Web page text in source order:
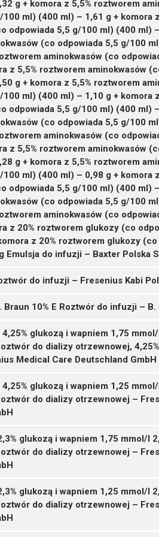
Vantive Belgium SRL
z o.o.
z folii Biofine
¦ Rp ¦ Skasowane ¦ 57942
folii Excel
Ulotka
ChPL
¦ Rp ¦ 49596
¦ Rp ¦ 49598
¦ Rp ¦ 49599
¦ Rp ¦ 78875
¦ Rp ¦ 78876
Ulotka
Preparat złożony
¦ Rp ¦ 49603
– 05909990694501
¦ Rp ¦ 49605
¦ Rp ¦ 49607
¦ Rp ¦ 49608
¦ Rp ¦ 70172
¦ Rp ¦ 70173
Ulotka
ChPL
2000 ml
¦ Rp ¦ 23574
2500 ml
¦ Rp ¦ 23575
2500 ml
¦ Rp ¦ 23576
1500 ml
¦ Rp ¦ 23577
1500 ml
¦ Rp ¦ 23579
2000 ml
¦ Rp ¦ 23580
2500 ml
¦ Rp ¦ 33451
2000 ml
¦ Rp ¦ 44456
2500 ml
¦ Rp ¦ 45246
1500 ml
Rp ¦ 46024
2000 ml
¦ Rp ¦ 49271
2500 ml
¦ Rp ¦ 70295
ml
¦ Rp ¦ 70416
ml
Ulotka
ml (1200 + 800)
¦ Lz ¦ 14947
ml (600 + 400)
¦ Lz ¦ 14948
ml (1200 + 800)
¦ Lz ¦ 14949
ml (600 + 400)
Ulotka
ChPL
AG Preparat złożony
¦ Lz ¦ Skasowane ¦ 26668
¦ Lz ¦ 36103
¦ Lz ¦ 36104
¦ Lz ¦ Skasowane ¦ 45989
¦ Lz ¦ 45993
¦ Lz ¦ Skasowane ¦ 45994
¦ Lz ¦ 45995
Preparat złożony
¦ Lz ¦ 14938
ml (600 + 400)
¦ Lz ¦ 14939
ml (1200 + 800)
¦ Lz ¦ 14940
ml (600 + 400)
¦ Lz ¦ 14941
ml (1200 + 800)
Ulotka
ChPL
¦ Lz ¦ 36490
¦ Lz ¦ 36491
¦ Lz ¦ 36495
¦ Lz ¦ 36496
Ulotka
ChPL
z o.o. Preparat złożony
g + komora z 5,5% roztworem
100 ml) (400 ml) – 1,61 g + komora
odpowiada 5,5 g/100 ml) (400 ml)
(co odpowiada 5,5 g/100
aminokwasów (co
z 5,5% roztworem aminokwasów
g + komora z 5,5% roztworem
100 ml) (400 ml) – 1,10 g + komora
odpowiada 5,5 g/100 ml) (400 ml)
(co odpowiada 5,5 g/100
aminokwasów (co
z 5,5% roztworem aminokwasów
g + komora z 5,5% roztworem
100 ml) (400 ml) – 0,98 g + komora
odpowiada 5,5 g/100 ml) (400 ml)
(co odpowiada 5,5 g/100
aminokwasów (co
z 20% roztworem glukozy (co
z 20% roztworem glukozy
Emulsja do infuzji – Baxter Polska
do infuzji – Fresenius Kabi
¦ Lz ¦ 23384
¦ Lz ¦ 33847
Braun 10% E Roztwór do infuzji –
ml
¦ Rp ¦ 33774
ml
glukozą i wapniem 1,75
do dializy otrzewnowej,
Medical Care Deutschland GmbH
¦ Rp ¦ Skasowane ¦ 33706
1500 ml
Rp ¦ Skasowane ¦ 33707
glukozą i wapniem 1,25
do dializy otrzewnowej –
glukozą i wapniem 1,75 mmol/l
do dializy otrzewnowej –
glukozą i wapniem 1,25 mmol/l
do dializy otrzewnowej –